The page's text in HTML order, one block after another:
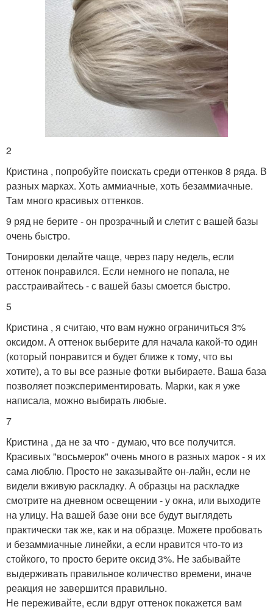
2
Кристина , попробуйте поискать среди оттенков 8 ряда. В
разных марках. Хоть аммиачные, хоть безаммиачные.
Там много красивых оттенков.
9 ряд не берите - он прозрачный и слетит с вашей базы
очень быстро.
Тонировки делайте чаще, через пару недель, если
оттенок понравился. Если немного не попала, не
расстраивайтесь - с вашей базы смоется быстро.
5
Кристина , я считаю, что вам нужно ограничиться 3%
оксидом. А оттенок выберите для начала какой-то один
(который понравится и будет ближе к тому, что вы
хотите), а то вы все разные фотки выбираете. Ваша база
позволяет поэкспериментировать. Марки, как я уже
написала, можно выбирать любые.
7
Кристина , да не за что - думаю, что все получится.
Красивых "восьмерок" очень много в разных марок - я их
сама люблю. Просто не заказывайте он-лайн, если не
видели вживую раскладку. А образцы на раскладке
смотрите на дневном освещении - у окна, или выходите
на улицу. На вашей базе они все будут выглядеть
практически так же, как и на образце. Можете пробовать
и безаммиачные линейки, а если нравится что-то из
стойкого, то просто берите оксид 3%. Не забывайте
выдерживать правильное количество времени, иначе
реакция не завершится правильно.
Не переживайте, если вдруг оттенок покажется вам